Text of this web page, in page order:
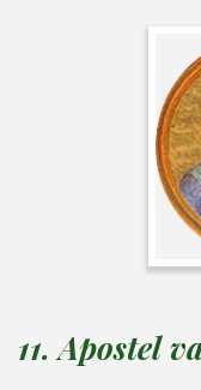
11. Apostel